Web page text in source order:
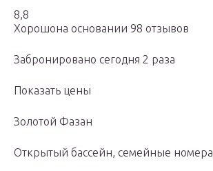
8,8
Хорошона основании 98 отзывов
Забронировано сегодня 2 раза
Показать цены
Золотой Фазан
Открытый бассейн, семейные номера